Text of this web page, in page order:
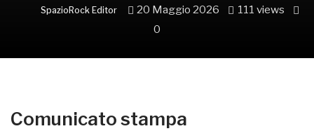
SpazioRock Editor 20 Maggio 2026
111 views
0
Comunicato stampa